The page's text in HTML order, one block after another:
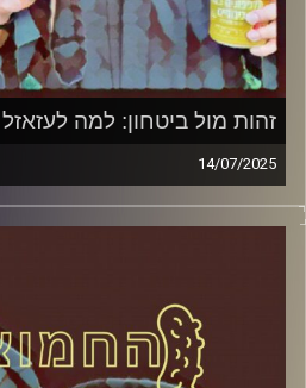
זהות מול ביטחון: למה
14/07/2025
המערכת הפוליטית על ספת
דוד ופרופסור גלעד הירשברגר
קרדיט תמונות:AudioVersity